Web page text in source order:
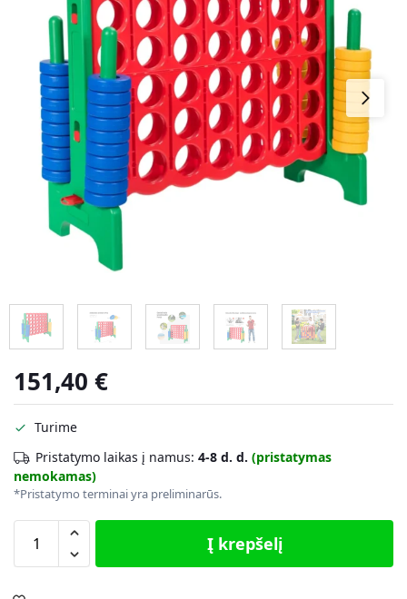
151,40 €
Turime
Pristatymo laikas į namus: 4-8 d. d. (pristatymas
nemokamas)
*Pristatymo terminai yra preliminarūs.
Į krepšelį